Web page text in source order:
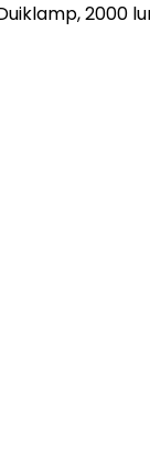
Duiklamp,